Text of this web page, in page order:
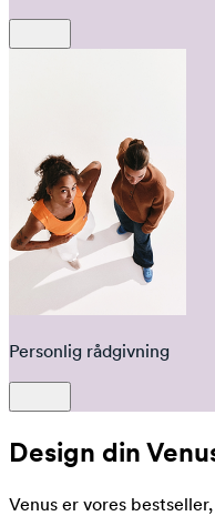
Personlig rådgivning
Design din
Venus er vores